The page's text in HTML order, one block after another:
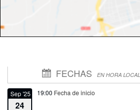
FECHAS EN HORA
Sep '25
24
19:00 Fecha de inicio